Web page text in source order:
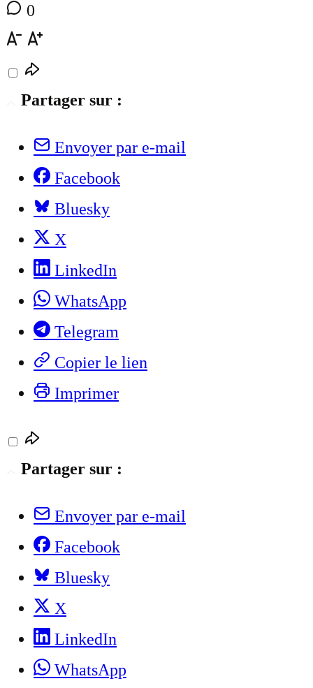
0
Partager sur :
Envoyer par e-mail
Facebook
Bluesky
X
LinkedIn
WhatsApp
Telegram
Copier le lien
Imprimer
Partager sur :
Envoyer par e-mail
Facebook
Bluesky
X
LinkedIn
WhatsApp